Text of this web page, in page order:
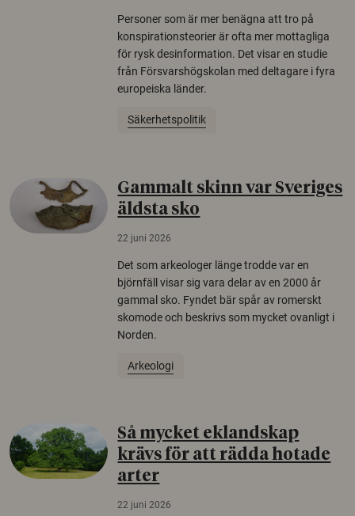
Personer som är mer benägna att tro på
konspirationsteorier är ofta mer mottagliga
för rysk desinformation. Det visar en studie
från Försvarshögskolan med deltagare i fyra
europeiska länder.
Säkerhetspolitik
Gammalt skinn var Sveriges
äldsta sko
22 juni 2026
Det som arkeologer länge trodde var en
björnfäll visar sig vara delar av en 2000 år
gammal sko. Fyndet bär spår av romerskt
skomode och beskrivs som mycket ovanligt i
Norden.
Arkeologi
Så mycket eklandskap
krävs för att rädda hotade
arter
22 juni 2026